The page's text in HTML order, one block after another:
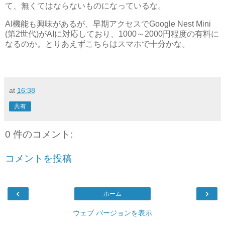
て、無くてはならないものになっているな。
AI機能も興味があるが、早期アクセスでGoogle Nest Mini
(第2世代)がAIに対応しており、1000～2000円程度の有料に
なるのか。とりあえずこちらはスマホで十分かな。
at 16:38
共有
0 件のコメント:
コメントを投稿
‹ ›
ホーム
ウェブ バージョンを表示